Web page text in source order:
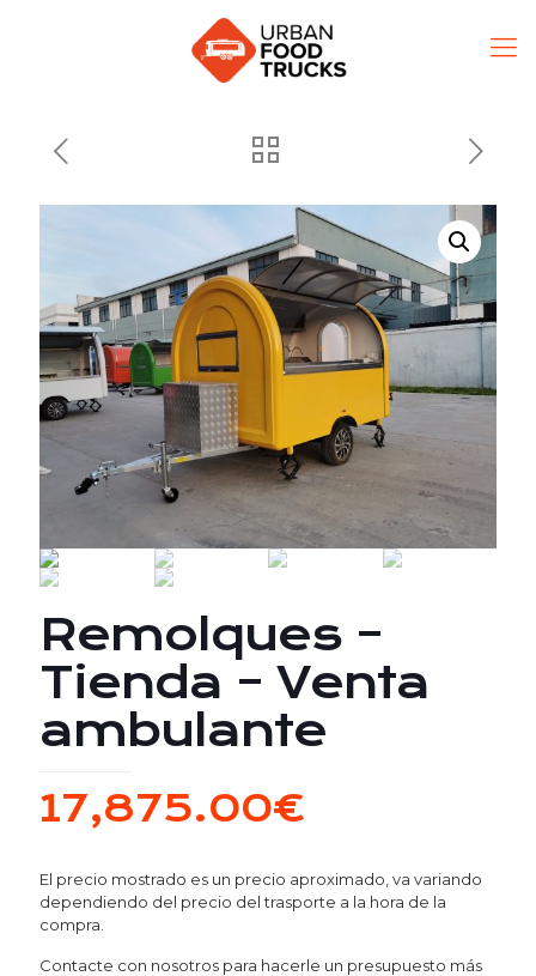
Remolques –
Tienda – Venta
ambulante
17,875.00€
El precio mostrado es un precio aproximado, va variando
dependiendo del precio del trasporte a la hora de la
compra.
Contacte con nosotros para hacerle un presupuesto más